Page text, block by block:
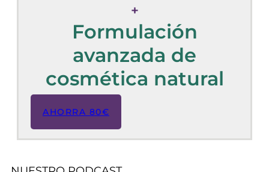
+
Formulación
avanzada de
cosmética natural
AHORRA 80€